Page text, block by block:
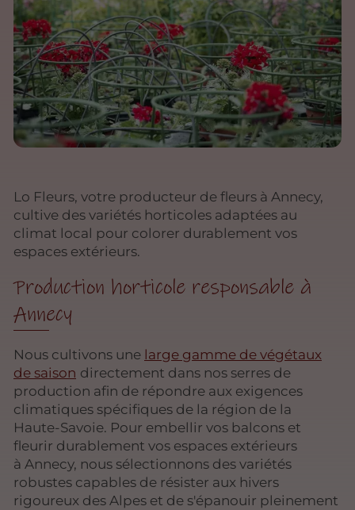
Lo Fleurs, votre producteur de fleurs à Annecy,
cultive des variétés horticoles adaptées au
climat local pour colorer durablement vos
espaces extérieurs.
Production horticole responsable à
Annecy
Nous cultivons une large gamme de végétaux
de saison directement dans nos serres de
production afin de répondre aux exigences
climatiques spécifiques de la région de la
Haute-Savoie. Pour embellir vos balcons et
fleurir durablement vos espaces extérieurs
à Annecy, nous sélectionnons des variétés
robustes capables de résister aux hivers
rigoureux des Alpes et de s'épanouir pleinement